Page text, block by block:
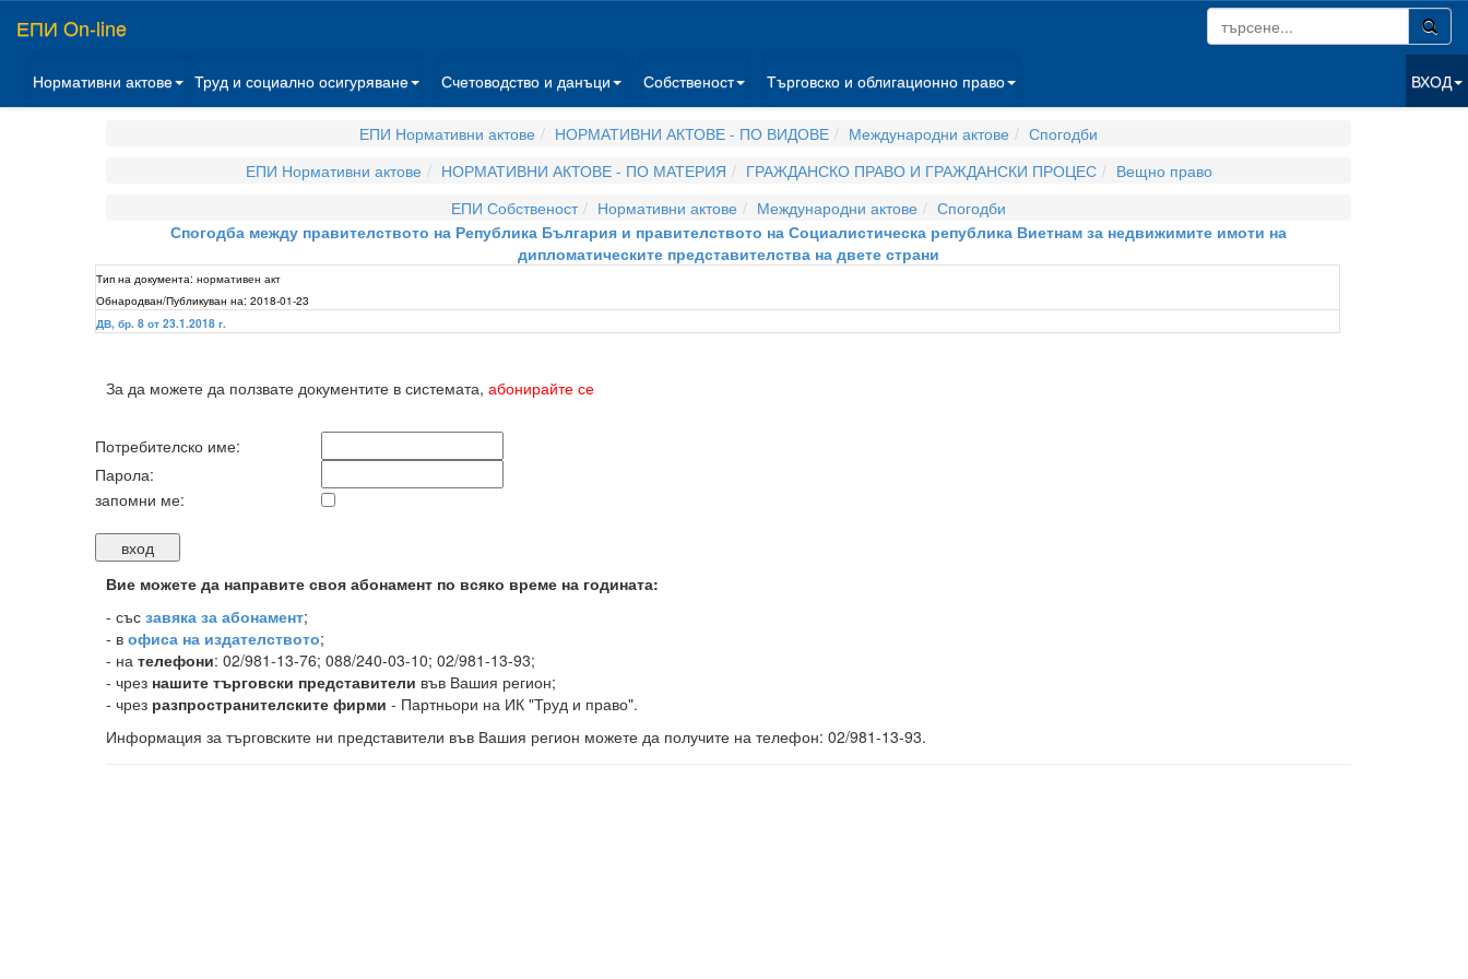
ЕПИ On-line
Нормативни актове Труд и социално осигуряване Счетоводство и данъци Собственост Търговско и облигационно право ВХОД
ЕПИ Нормативни актове НОРМАТИВНИ АКТОВЕ - ПО ВИДОВЕ Международни актове
Спогодби
ЕПИ Нормативни актове
НОРМАТИВНИ АКТОВЕ - ПО МАТЕРИЯ ГРАЖДАНСКО ПРАВО И ГРАЖДАНСКИ ПРОЦЕС
Вещно право
ЕПИ Собственост
Нормативни актове Международни актове
Спогодби
Спогодба между правителството на Република България и правителството на Социалистическа република Виетнам за недвижимите имоти на
дипломатическите представителства на двете страни
Тип на документа: нормативен акт
Обнародван/Публикуван на: 2018-01-23
ДВ, бр. 8 от 23.1.2018 г.
За да можете да ползвате документите в системата, абонирайте се
Потребителско име:
Парола:
запомни ме:
Вие можете да направите своя абонамент по всяко време на годината:
- със завяка за абонамент;
- в офиса на издателството;
- на телефони: 02/981-13-76; 088/240-03-10; 02/981-13-93;
- чрез нашите търговски представители във Вашия регион;
- чрез разпространителските фирми - Партньори на ИК "Труд и право".
Информация за търговските ни представители във Вашия регион можете да получите на телефон: 02/981-13-93.